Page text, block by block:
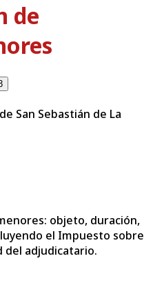
de
San Sebastián de La
objeto, duración,
el Impuesto sobre
del adjudicatario.